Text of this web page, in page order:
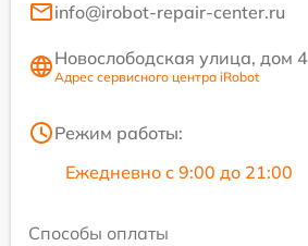
info@irobot-repair-center.ru
Новослободская улица, дом 4
Адрес сервисного центра iRobot
Режим работы:
Ежедневно с 9:00 до 21:00
Способы оплаты